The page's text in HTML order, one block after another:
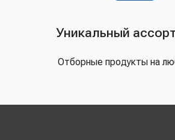
Уникальный
Отборные продукты на